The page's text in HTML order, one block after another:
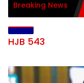
Breaking News
HJB 543